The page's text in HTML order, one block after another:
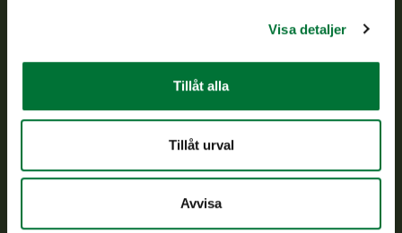
Visa detaljer
Tillåt alla
Tillåt urval
Avvisa
jaktvårdsföreningarnas verksamhet, ser till att viltpolitiken
verkställs och svarar för de offentliga förvaltningsuppgifter